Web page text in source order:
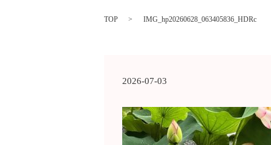
TOP IMG_hp20260628_063405836_HDRc
2026-07-03